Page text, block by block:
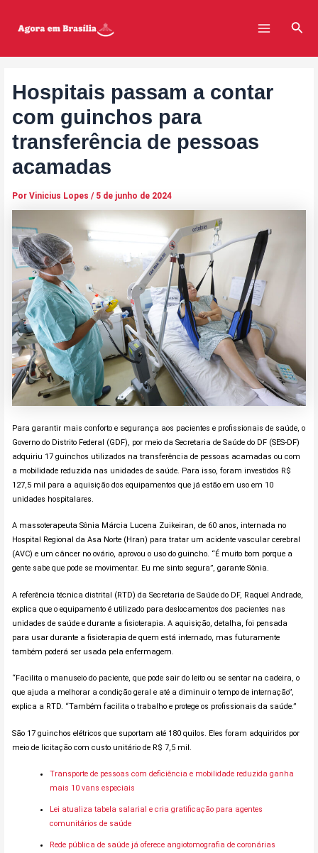
Menu
Hospitais passam a contar
com guinchos para
transferência de pessoas
acamadas
Por Vinicius Lopes / 5 de junho de 2024
Para garantir mais conforto e segurança aos pacientes e profissionais de saúde, o
Governo do Distrito Federal (GDF), por meio da Secretaria de Saúde do DF (SES-DF)
adquiriu 17 guinchos utilizados na transferência de pessoas acamadas ou com
a mobilidade reduzida nas unidades de saúde. Para isso, foram investidos R$
127,5 mil para a aquisição dos equipamentos que já estão em uso em 10
unidades hospitalares.
A massoterapeuta Sônia Márcia Lucena Zuikeiran, de 60 anos, internada no
Hospital Regional da Asa Norte (Hran) para tratar um acidente vascular cerebral
(AVC) e um câncer no ovário, aprovou o uso do guincho. “É muito bom porque a
gente sabe que pode se movimentar. Eu me sinto segura”, garante Sônia.
A referência técnica distrital (RTD) da Secretaria de Saúde do DF, Raquel Andrade,
explica que o equipamento é utilizado para deslocamentos dos pacientes nas
unidades de saúde e durante a fisioterapia. A aquisição, detalha, foi pensada
para usar durante a fisioterapia de quem está internado, mas futuramente
também poderá ser usada pela enfermagem.
“Facilita o manuseio do paciente, que pode sair do leito ou se sentar na cadeira, o
que ajuda a melhorar a condição geral e até a diminuir o tempo de internação”,
explica a RTD. “Também facilita o trabalho e protege os profissionais da saúde.”
São 17 guinchos elétricos que suportam até 180 quilos. Eles foram adquiridos por
meio de licitação com custo unitário de R$ 7,5 mil.
Transporte de pessoas com deficiência e mobilidade reduzida ganha
mais 10 vans especiais
Lei atualiza tabela salarial e cria gratificação para agentes
comunitários de saúde
Rede pública de saúde já oferece angiotomografia de coronárias